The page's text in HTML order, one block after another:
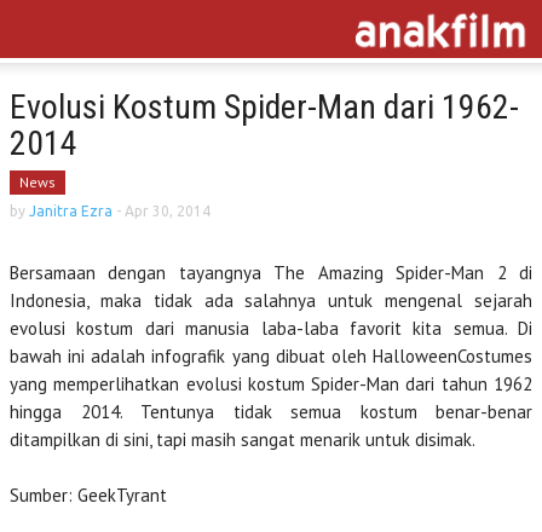
Evolusi Kostum Spider-Man dari 1962-
2014
News
by Janitra Ezra - Apr 30, 2014
Bersamaan dengan tayangnya The Amazing Spider-Man 2 di
Indonesia, maka tidak ada salahnya untuk mengenal sejarah
evolusi kostum dari manusia laba-laba favorit kita semua. Di
bawah ini adalah infografik yang dibuat oleh HalloweenCostumes
yang memperlihatkan evolusi kostum Spider-Man dari tahun 1962
hingga 2014. Tentunya tidak semua kostum benar-benar
ditampilkan di sini, tapi masih sangat menarik untuk disimak.
Sumber: GeekTyrant